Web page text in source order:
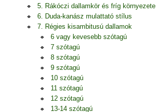
5. Rákóczi dallamkör és fríg környezete
6. Duda-kanász mulattató stílus
7. Régies kisambitusú dallamok
6 vagy kevesebb szótagú
7 szótagú
8 szótagú
9 szótagú
10 szótagú
11 szótagú
12 szótagú
13-14 szótagú